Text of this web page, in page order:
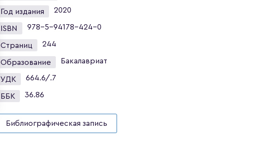
Год издания 2020
ISBN 978-5-94178-424-0
Страниц 244
Образование Бакалавриат
УДК 664.6/.7
ББК 36.86
Библиографическая запись